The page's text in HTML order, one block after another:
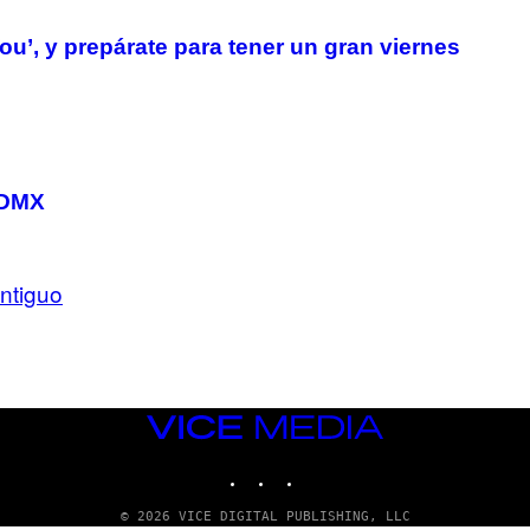
y prepárate para tener un gran viernes
VICE
MEDIA
© 2026 VICE DIGITAL PUBLISHING, LLC